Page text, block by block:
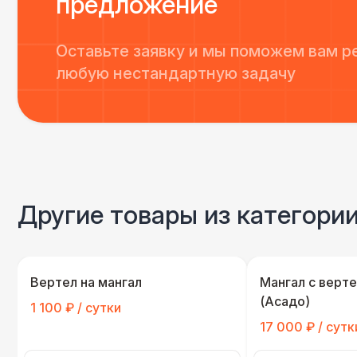
Оставьте заявку и мы поможем вам
любую нестандартную задачу
Другие товары из
Вертел на мангал
1 100 ₽ / сутки
Мангал с
(Асадо)
17 000 ₽ /